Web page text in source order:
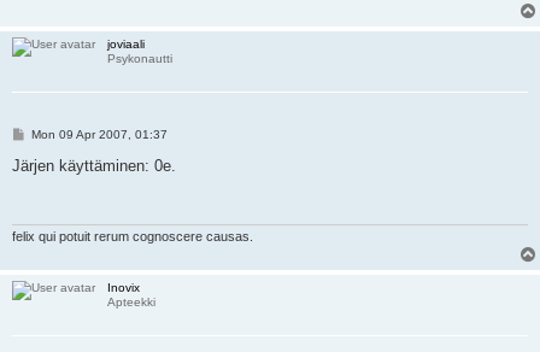
joviaali
Psykonautti
P
s
Mon 09 Apr 2007, 01:37
Järjen käyttäminen: 0e.
felix qui potuit rerum cognoscere causas.
Inovix
Apteekki